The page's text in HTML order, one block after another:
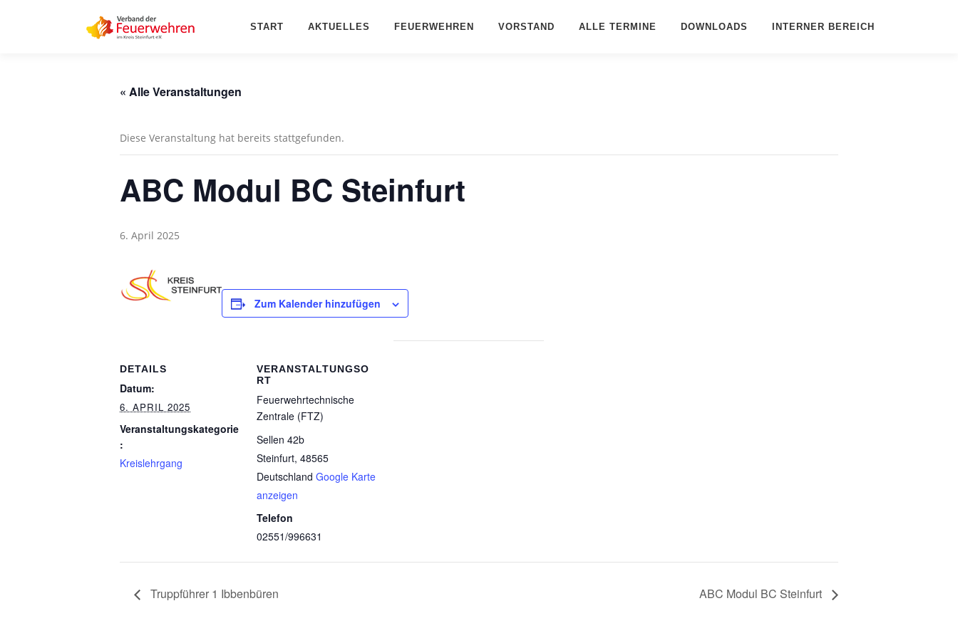
START AKTUELLES FEUERWEHREN VORSTAND ALLE TERMINE DOWNLOADS INTERNER BEREICH
« Alle Veranstaltungen
Diese Veranstaltung hat bereits stattgefunden.
ABC Modul BC Steinfurt
6. April 2025
Zum Kalender hinzufügen
DETAILS
Datum:
6. APRIL 2025
Veranstaltungskategorie
:
Kreislehrgang
VERANSTALTUNGSO
RT
Feuerwehrtechnische
Zentrale (FTZ)
Sellen 42b
Steinfurt, 48565
Deutschland Google Karte
anzeigen
Telefon
02551/996631
Truppführer 1 Ibbenbüren ABC Modul BC Steinfurt